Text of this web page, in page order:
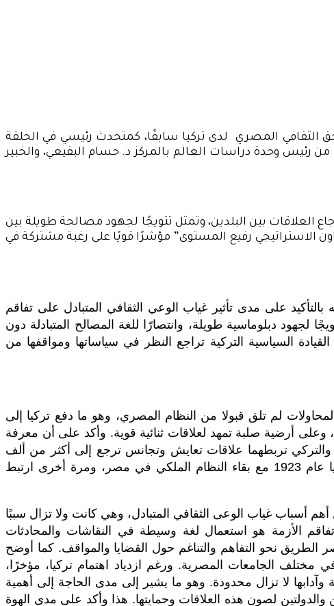
الثقافي المصري لدى تركيا سابقًا، كمتحدث رئيسي في الحلقة
بحضور كل من رئيس وحدة دراسات العالم بالمركز د. حسام البقيعي، والخبير
العلاقات بين البلدين، وتمثل تتويجًا لجهود مصالحة طويلة بين
الاستراتيجي رفيع المستوى” مؤشرًا قويًا على رغبة مشتركة في
على مدى تأثير غياب الوعي الثقافي المتبادل على تفاقم
لجهود دبلوماسية طويلة، وانتصارًا للغة المصالح المتبادلة دون
السياسية التركية تراجع النظر في سياساتها ومواقفها من
لم تلق قبولا من النظام المصري، وهو ما دفع تركيا إلى
أرضية صلبة تمهد لعلاقات ثنائية قوية. وأكد على أن معرفة
والتركي تربطهما علاقات تعايش وتجانس ترجع إلى أكثر من ألف
سنة، وأن التذبذب في مسار العلاقات بين الدولتين خلال القرن الماضي ارتبط مرة بقيام النظام الجمهوري في تركيا عام 1923 مع بقاء النظام الملكي في مصر، ومرة أخرى ارتبط
أسباب غياب الوعى الثقافي المتبادل، وهي كانت ولا تزال سببًا
الأزمة هو استعمال لغة وسيطة في النقاشات والمحادثات
نحو التفاهم والتناغم حول القضايا والمواقف. كما أوضح
1954، وقد تجاوزت أعدادها العشرين فسمًا في مختلف الجامعات المصرية. ورغم ازدياد اهتمام تركيا، مؤخرًا،
وآدابها لا تزال محدودة. وهو ما يشير إلى مدى الحاجة إلى أهمية
لصون هذه العلاقات وحمايتها. هذا وأكد على مدى الهوة